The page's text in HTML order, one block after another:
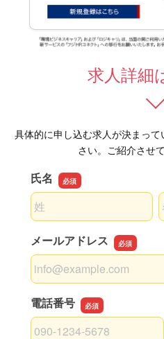
求人詳細
具体的に申し込む求人が決まっ
さい。ご紹介させ